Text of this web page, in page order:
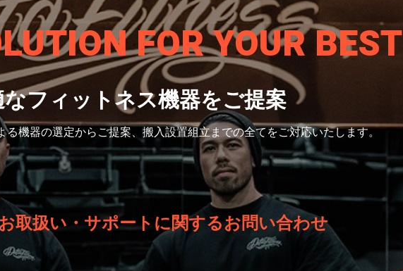
FOR YOUR BEST
フィットネス機器をご提案
る機器の選定から ご提案、搬入設置組立までの全てをご対応いたします。
取扱い・サポートに関するお問い合わせ